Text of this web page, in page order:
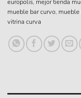
europolis, mejor tienda
mueble bar curvo, mueble
vitrina curva